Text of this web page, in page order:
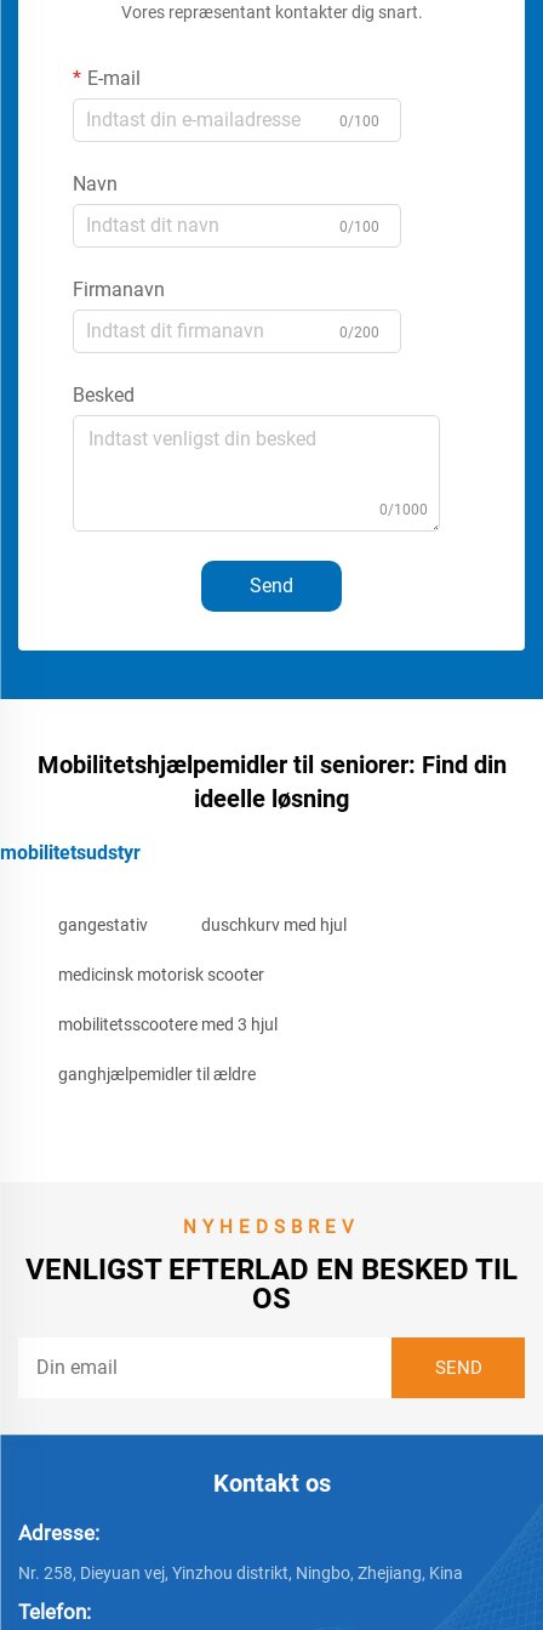
Vores repræsentant kontakter dig snart.
E-mail
0/100
Navn
0/100
Firmanavn
0/200
Besked
0/1000
Send
Mobilitetshjælpemidler til seniorer: Find din
ideelle løsning
mobilitetsudstyr
gangestativ duschkurv med hjul
medicinsk motorisk scooter
mobilitetsscootere med 3 hjul
ganghjælpemidler til ældre
NYHEDSBREV
VENLIGST EFTERLAD EN BESKED TIL
OS
Kontakt os
Adresse:
Nr. 258, Dieyuan vej, Yinzhou distrikt, Ningbo, Zhejiang, Kina
Telefon: